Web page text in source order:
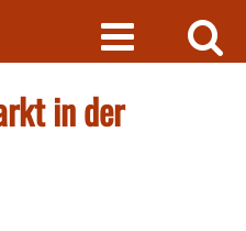
in der